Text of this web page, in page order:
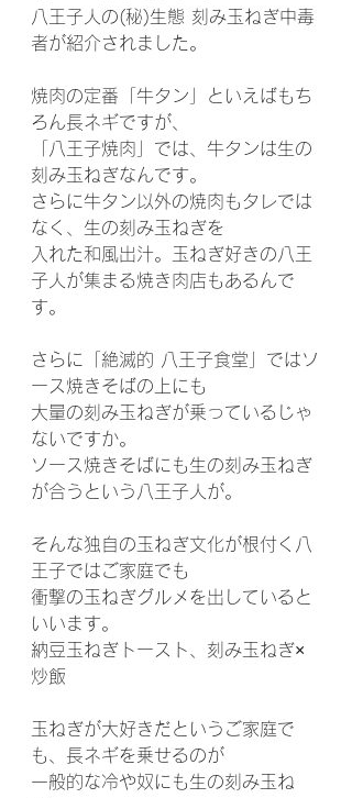
八王子人の(秘)生態 刻み玉ねぎ中毒
者が紹介されました。
焼肉の定番「牛タン」といえばもち
ろん長ネギですが、
「八王子焼肉」では、牛タンは生の
刻み玉ねぎなんです。
さらに牛タン以外の焼肉もタレでは
なく、生の刻み玉ねぎを
入れた和風出汁。玉ねぎ好きの八王
子人が集まる焼き肉店もあるんで
す。
さらに「絶滅的 八王子食堂」ではソ
ース焼きそばの上にも
大量の刻み玉ねぎが乗っているじゃ
ないですか。
ソース焼きそばにも生の刻み玉ねぎ
が合うという八王子人が。
そんな独自の玉ねぎ文化が根付く八
王子ではご家庭でも
衝撃の玉ねぎグルメを出していると
いいます。
納豆玉ねぎトースト、刻み玉ねぎ×
炒飯
玉ねぎが大好きだというご家庭で
も、長ネギを乗せるのが
一般的な冷や奴にも生の刻み玉ね